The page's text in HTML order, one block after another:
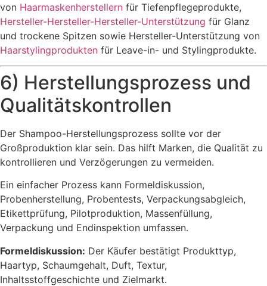
von Haarmaskenherstellern für Tiefenpflegeprodukte,
Hersteller-Hersteller-Hersteller-Unterstützung für Glanz
und trockene Spitzen sowie Hersteller-Unterstützung von
Haarstylingprodukten für Leave-in- und Stylingprodukte.
6) Herstellungsprozess und
Qualitätskontrollen
Der Shampoo-Herstellungsprozess sollte vor der
Großproduktion klar sein. Das hilft Marken, die Qualität zu
kontrollieren und Verzögerungen zu vermeiden.
Ein einfacher Prozess kann Formeldiskussion,
Probenherstellung, Probentests, Verpackungsabgleich,
Etikettprüfung, Pilotproduktion, Massenfüllung,
Verpackung und Endinspektion umfassen.
Formeldiskussion: Der Käufer bestätigt Produkttyp,
Haartyp, Schaumgehalt, Duft, Textur,
Inhaltsstoffgeschichte und Zielmarkt.